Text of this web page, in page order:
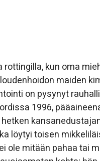
kun oma
maiden
on pysynyt
1996,
löytyi toisen
ole mitään pahaa tai